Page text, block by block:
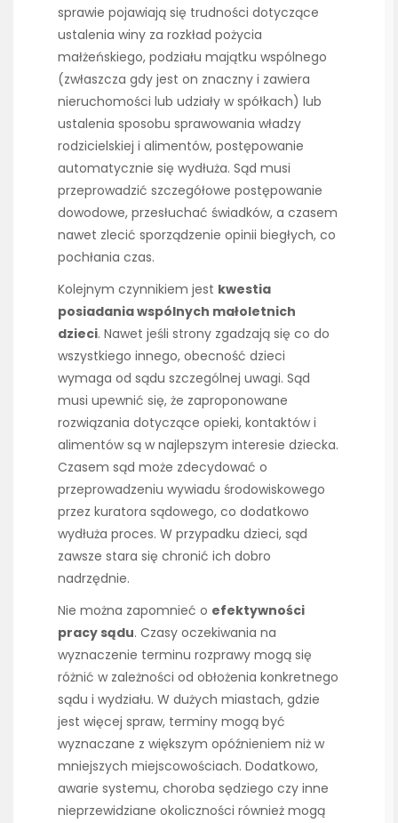
sprawie pojawiają się trudności dotyczące
ustalenia winy za rozkład pożycia
małżeńskiego, podziału majątku wspólnego
(zwłaszcza gdy jest on znaczny i zawiera
nieruchomości lub udziały w spółkach) lub
ustalenia sposobu sprawowania władzy
rodzicielskiej i alimentów, postępowanie
automatycznie się wydłuża. Sąd musi
przeprowadzić szczegółowe postępowanie
dowodowe, przesłuchać świadków, a czasem
nawet zlecić sporządzenie opinii biegłych, co
pochłania czas.
Kolejnym czynnikiem jest kwestia
posiadania wspólnych małoletnich
dzieci. Nawet jeśli strony zgadzają się co do
wszystkiego innego, obecność dzieci
wymaga od sądu szczególnej uwagi. Sąd
musi upewnić się, że zaproponowane
rozwiązania dotyczące opieki, kontaktów i
alimentów są w najlepszym interesie dziecka.
Czasem sąd może zdecydować o
przeprowadzeniu wywiadu środowiskowego
przez kuratora sądowego, co dodatkowo
wydłuża proces. W przypadku dzieci, sąd
zawsze stara się chronić ich dobro
nadrzędnie.
Nie można zapomnieć o efektywności
pracy sądu. Czasy oczekiwania na
wyznaczenie terminu rozprawy mogą się
różnić w zależności od obłożenia konkretnego
sądu i wydziału. W dużych miastach, gdzie
jest więcej spraw, terminy mogą być
wyznaczane z większym opóźnieniem niż w
mniejszych miejscowościach. Dodatkowo,
awarie systemu, choroba sędziego czy inne
nieprzewidziane okoliczności również mogą